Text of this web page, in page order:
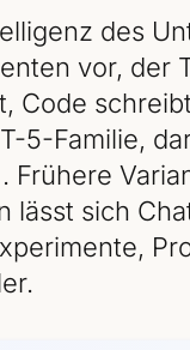
des
vor, der
Code
5-Familie,
lässt sich